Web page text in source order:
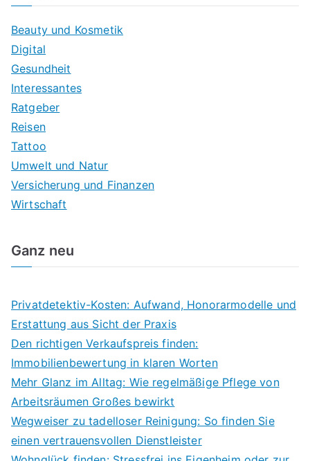
Beauty und Kosmetik
Digital
Gesundheit
Interessantes
Ratgeber
Reisen
Tattoo
Umwelt und Natur
Versicherung und Finanzen
Wirtschaft
Ganz neu
Privatdetektiv-Kosten: Aufwand, Honorarmodelle und
Erstattung aus Sicht der Praxis
Den richtigen Verkaufspreis finden:
Immobilienbewertung in klaren Worten
Mehr Glanz im Alltag: Wie regelmäßige Pflege von
Arbeitsräumen Großes bewirkt
Wegweiser zu tadelloser Reinigung: So finden Sie
einen vertrauensvollen Dienstleister